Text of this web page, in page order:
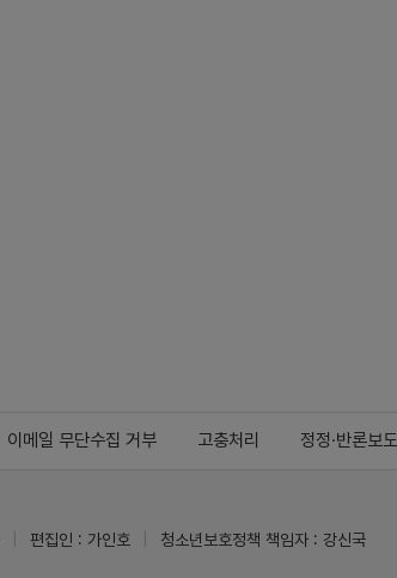
이메일 무단수집 거부 고충처리 정정·반론보도
편집인 : 가인호
청소년보호정책 책임자 : 강신국